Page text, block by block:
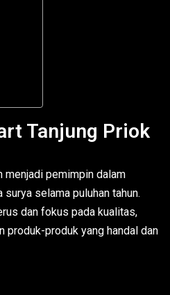
Tanjung Priok
menjadi pemimpin dalam
selama puluhan tahun.
dan fokus pada kualitas,
produk-produk yang handal dan